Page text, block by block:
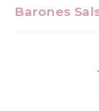
Barones